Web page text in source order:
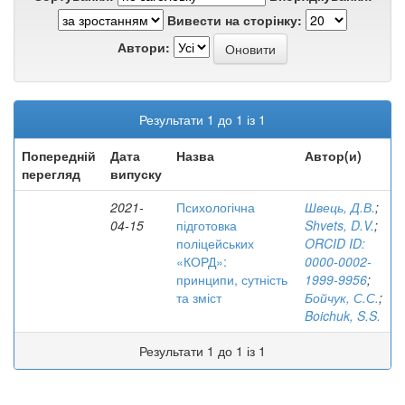
Вивести на сторінку:
Автори:
Результати 1 до 1 із 1
Попередній
перегляд
Дата
випуску
Назва Автор(и)
2021-
04-15
Психологічна
підготовка
поліцейських
«КОРД»:
принципи, сутність
та зміст
Швець, Д.В.;
Shvets, D.V.;
ORCID ID:
0000-0002-
1999-9956;
Бойчук, С.С.;
Boichuk, S.S.
Результати 1 до 1 із 1